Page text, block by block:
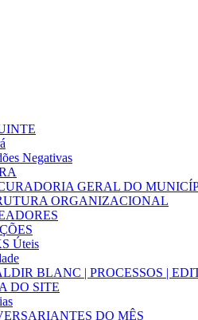
Negativas
GERAL DO
ORGANIZACIONAL
Úteis
BLANC | PROCESSOS |
DO SITE
DO MÊS